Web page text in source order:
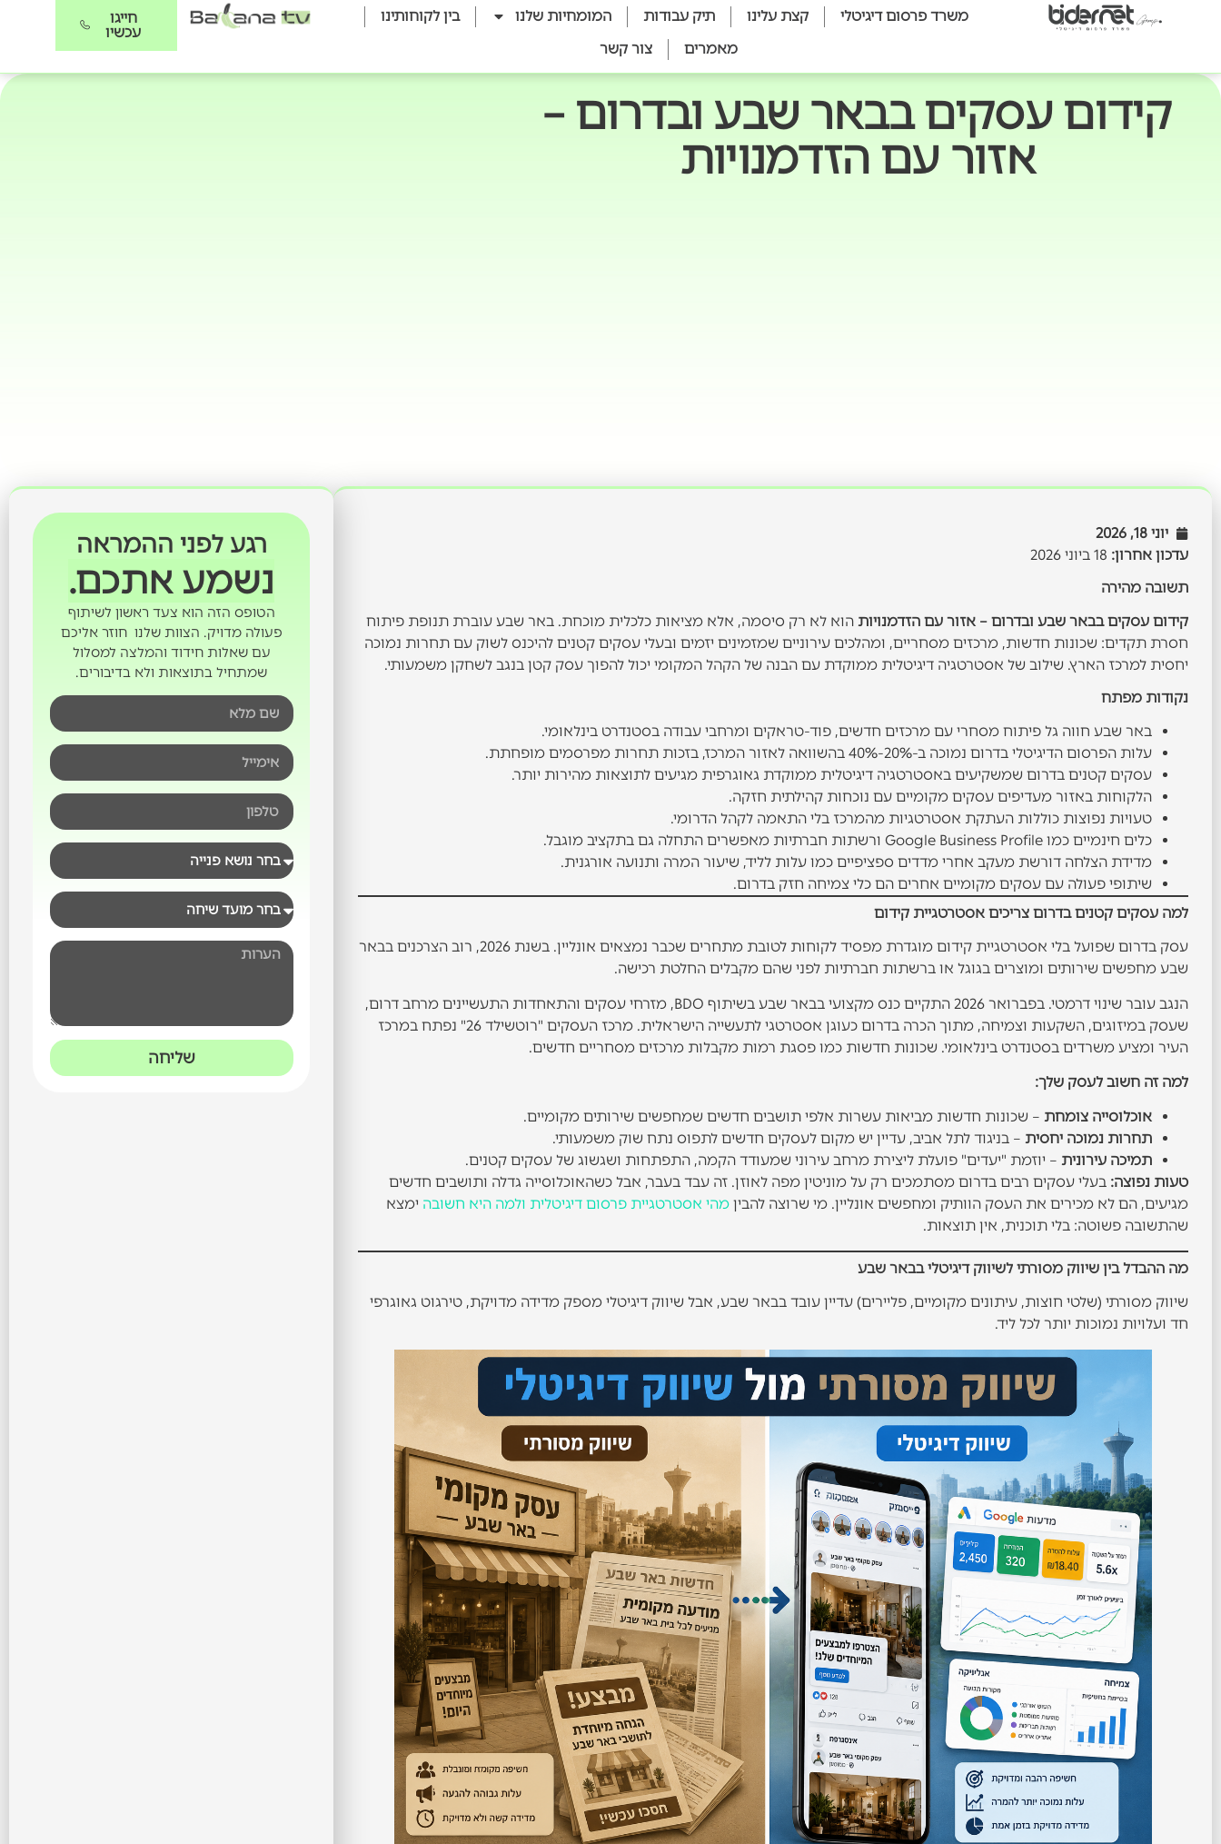
משרד פרסום דיגיטלי קצת עלינו תיק עבודות המומחיות שלנו
בין לקוחותינו
מאמרים
צור קשר
חייגו
עכשיו
קידום עסקים בבאר שבע ובדרום –
אזור עם הזדמנויות
יוני 18, 2026
עדכון אחרון:
תשובה מהירה
קידום עסקים בבאר שבע ובדרום – אזור עם הזדמנויות הוא לא רק סיסמה, אלא מציאות כלכלית מוכחת. באר שבע עוברת תנופת פיתוח
חסרת תקדים: שכונות חדשות, מרכזים מסחריים, ומהלכים עירוניים שמזמינים יזמים ובעלי עסקים קטנים להיכנס לשוק עם תחרות נמוכה
יחסית למרכז הארץ. שילוב של אסטרטגיה דיגיטלית ממוקדת עם הבנה של הקהל המקומי יכול להפוך עסק קטן בנגב לשחקן משמעותי.
נקודות מפתח
באר שבע חווה גל פיתוח מסחרי עם מרכזים חדשים, פוד-טראקים ומרחבי עבודה בסטנדרט בינלאומי.
עלות הפרסום הדיגיטלי בדרום נמוכה ב-20%-40% בהשוואה לאזור המרכז, בזכות תחרות מפרסמים מופחתת.
עסקים קטנים בדרום שמשקיעים באסטרטגיה דיגיטלית ממוקדת גאוגרפית מגיעים לתוצאות מהירות יותר.
הלקוחות באזור מעדיפים עסקים מקומיים עם נוכחות קהילתית חזקה.
טעויות נפוצות כוללות העתקת אסטרטגיות מהמרכז בלי התאמה לקהל הדרומי.
כלים חינמיים כמו Google Business Profile ורשתות חברתיות מאפשרים התחלה גם בתקציב מוגבל.
מדידת הצלחה דורשת מעקב אחרי מדדים ספציפיים כמו עלות לליד, שיעור המרה ותנועה אורגנית.
שיתופי פעולה עם עסקים מקומיים אחרים הם כלי צמיחה חזק בדרום.
למה עסקים קטנים בדרום צריכים אסטרטגיית קידום
עסק בדרום שפועל בלי אסטרטגיית קידום מוגדרת מפסיד לקוחות לטובת מתחרים שכבר נמצאים אונליין. בשנת 2026, רוב הצרכנים בבאר
שבע מחפשים שירותים ומוצרים בגוגל או ברשתות חברתיות לפני שהם מקבלים החלטת רכישה.
הנגב עובר שינוי דרמטי. בפברואר 2026 התקיים כנס מקצועי בבאר שבע בשיתוף BDO, מזרחי עסקים והתאחדות התעשיינים מרחב דרום,
שעסק במיזוגים, השקעות וצמיחה, מתוך הכרה בדרום כעוגן אסטרטגי לתעשייה הישראלית. מרכז העסקים "רוטשילד 26" נפתח במרכז
העיר ומציע משרדים בסטנדרט בינלאומי. שכונות חדשות כמו פסגת רמות מקבלות מרכזים מסחריים חדשים.
למה זה חשוב לעסק שלך:
אוכלוסייה צומחת – שכונות חדשות מביאות עשרות אלפי תושבים חדשים שמחפשים שירותים מקומיים.
תחרות נמוכה יחסית – בניגוד לתל אביב, עדיין יש מקום לעסקים חדשים לתפוס נתח שוק משמעותי.
תמיכה עירונית – יוזמת "יעדים" פועלת ליצירת מרחב עירוני שמעודד הקמה, התפתחות ושגשוג של עסקים קטנים.
טעות נפוצה: בעלי עסקים רבים בדרום מסתמכים רק על מוניטין מפה לאוזן. זה עבד בעבר, אבל כשהאוכלוסייה גדלה ותושבים חדשים
מגיעים, הם לא מכירים את העסק הוותיק ומחפשים אונליין. מי שרוצה להביןמהי אסטרטגיית פרסום דיגיטלית ולמה היא חשובה ימצא
שהתשובה פשוטה: בלי תוכנית, אין תוצאות.
מה ההבדל בין שיווק מסורתי לשיווק דיגיטלי בבאר שבע
שיווק מסורתי (שלטי חוצות, עיתונים מקומיים, פליירים) עדיין עובד בבאר שבע, אבל שיווק דיגיטלי מספק מדידה מדויקת, טירגוט גאוגרפי
חד ועלויות נמוכות יותר לכל ליד.
רגע לפני ההמראה
נשמע אתכם.
הטופס הזה הוא צעד ראשון לשיתוף
פעולה מדויק. הצוות שלנו חוזר אליכם
עם שאלות חידוד והמלצה למסלול
שמתחיל בתוצאות ולא בדיבורים.
שליחה